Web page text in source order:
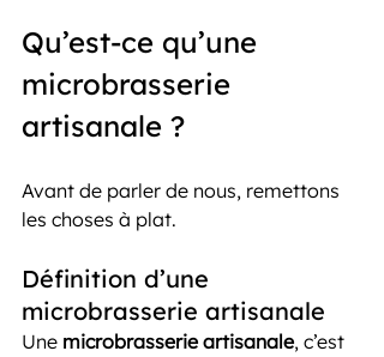
Qu’est-ce qu’une
microbrasserie
artisanale ?
Avant de parler de nous, remettons
les choses à plat.
Définition d’une
microbrasserie artisanale
Une microbrasserie artisanale, c’est